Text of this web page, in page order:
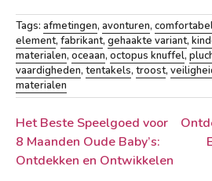
Tags: afmetingen, avonturen,
element, fabrikant, gehaakte variant,
materialen, oceaan, octopus knuffel,
vaardigheden, tentakels, troost,
materialen
Berichtnavigatie
Het Beste Speelgoed voor
8 Maanden Oude Baby’s:
Ontdekken en Ontwikkelen